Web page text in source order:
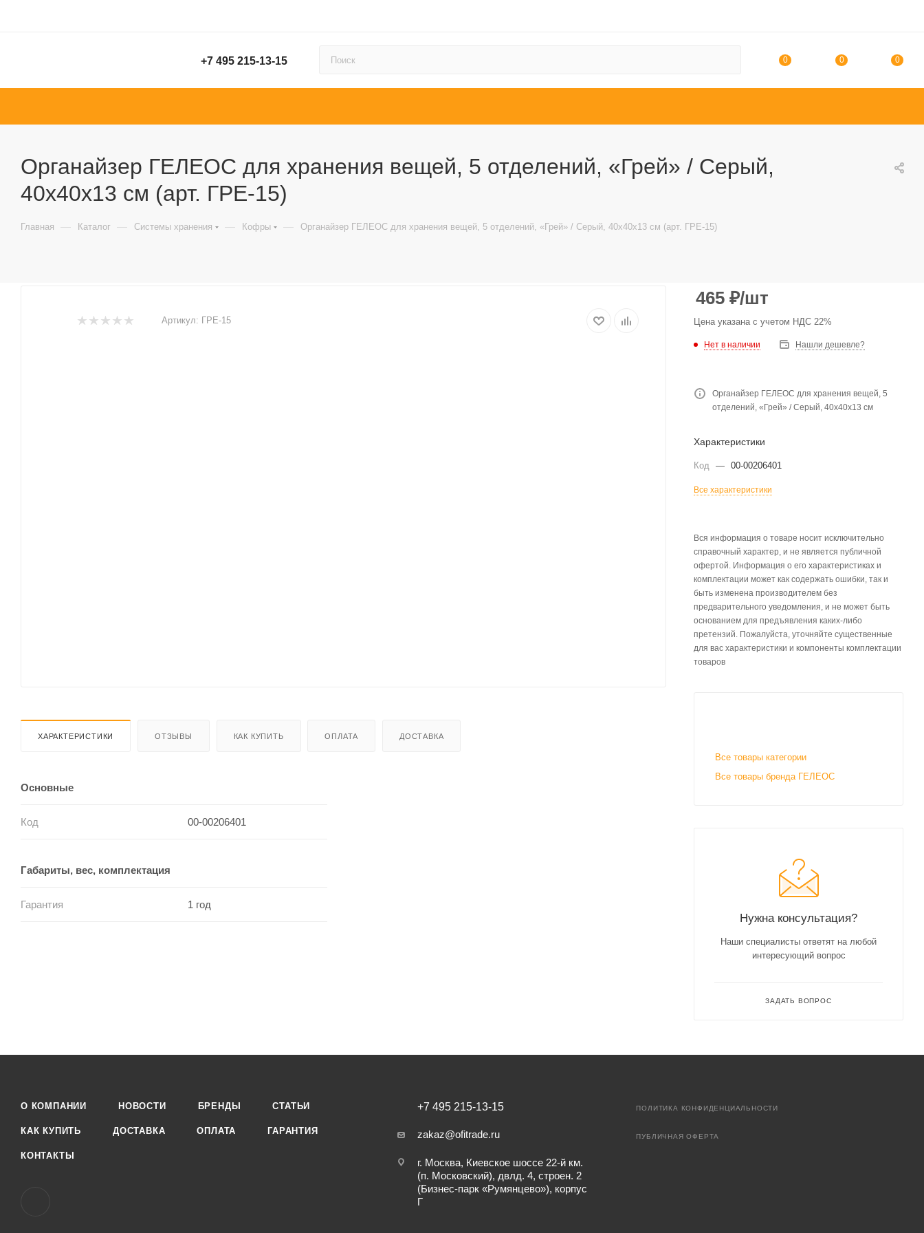
+7 495 215-13-15 0 0 0
Органайзер ГЕЛЕОС для хранения вещей, 5 отделений, «Грей» / Серый,
40х40х13 см (арт. ГРЕ-15)
Главная — Каталог — Системы хранения — Кофры — Органайзер ГЕЛЕОС для хранения вещей, 5 отделений, «Грей» / Серый, 40х40х13 см (арт. ГРЕ-15)
Артикул: ГРЕ-15
ХАРАКТЕРИСТИКИ ОТЗЫВЫ КАК КУПИТЬ ОПЛАТА ДОСТАВКА
Основные
Код 00-00206401
Габариты, вес, комплектация
Гарантия 1 год
465 ₽/шт
Цена указана с учетом НДС 22%
Нет в наличии Нашли дешевле?
Органайзер ГЕЛЕОС для хранения вещей, 5
отделений, «Грей» / Серый, 40х40х13 см
Характеристики
Код — 00-00206401
Все характеристики
Вся информация о товаре носит исключительно
справочный характер, и не является публичной
офертой. Информация о его характеристиках и
комплектации может как содержать ошибки, так и
быть изменена производителем без
предварительного уведомления, и не может быть
основанием для предъявления каких-либо
претензий. Пожалуйста, уточняйте существенные
для вас характеристики и компоненты комплектации
товаров
Все товары категории
Все товары бренда ГЕЛЕОС
Нужна консультация?
Наши специалисты ответят на любой
интересующий вопрос
ЗАДАТЬ ВОПРОС
О КОМПАНИИ НОВОСТИ БРЕНДЫ СТАТЬИ
КАК КУПИТЬ ДОСТАВКА ОПЛАТА ГАРАНТИЯ
КОНТАКТЫ
+7 495 215-13-15
zakaz@ofitrade.ru
г. Москва, Киевское шоссе 22-й км.
(п. Московский), двлд. 4, строен. 2
(Бизнес-парк «Румянцево»), корпус
Г
ПОЛИТИКА КОНФИДЕНЦИАЛЬНОСТИ
ПУБЛИЧНАЯ ОФЕРТА